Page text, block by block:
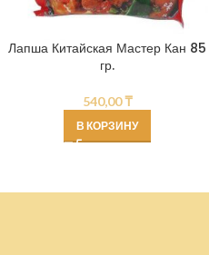
Лапша Китайская Мастер Кан 85
гр.
540,00₸
В КОРЗИНУ